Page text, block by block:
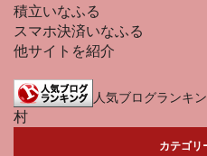
積立いなふる
スマホ決済いなふる
他サイトを紹介
人気ブログランキ
村
カテゴリ